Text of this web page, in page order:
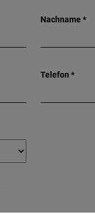
Nachname *
Telefon *